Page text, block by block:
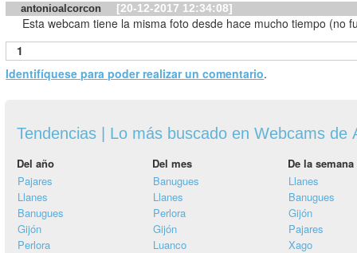
antonioalcorcon [20-12-2017 12:34:08]
Esta webcam tiene la misma foto desde hace mucho tiempo (no
1
Identifíquese para poder realizar un comentario.
Tendencias | Lo más buscado en Webcams de
Del año Del mes
De la semana
Pajares
Llanes
Banugues
Gijón
Perlora
Banugues
Llanes
Perlora
Gijón
Luanco
Llanes
Banugues
Gijón
Pajares
Xago